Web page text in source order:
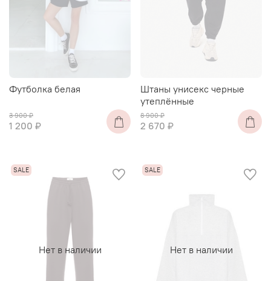
Футболка белая
3 900 ₽
1 200 ₽
Штаны унисекс черные
утеплённые
8 900 ₽
2 670 ₽
Нет в наличии Нет в наличии